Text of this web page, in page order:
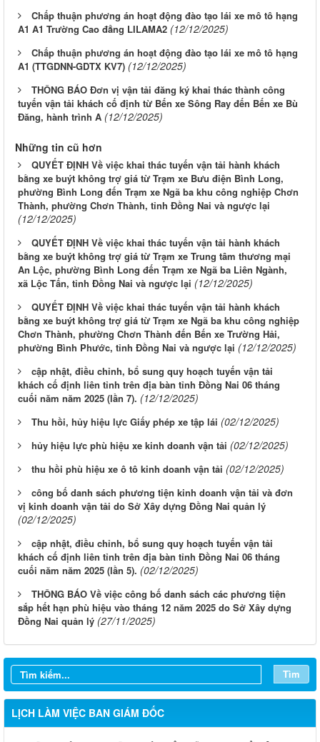
Chấp thuận phương án hoạt động đào tạo lái xe mô tô hạng
A1 A1 Trường Cao đẳng LILAMA2 (12/12/2025)
Chấp thuận phương án hoạt động đào tạo lái xe mô tô hạng
A1 (TTGDNN-GDTX KV7) (12/12/2025)
THÔNG BÁO Đơn vị vận tải đăng ký khai thác thành công
tuyến vận tải khách cố định từ Bến xe Sông Ray đến Bến xe Bù
Đăng, hành trình A (12/12/2025)
Những tin cũ hơn
QUYẾT ĐỊNH Về việc khai thác tuyến vận tải hành khách
bằng xe buýt không trợ giá từ Trạm xe Bưu điện Bình Long,
phường Bình Long đến Trạm xe Ngã ba khu công nghiệp Chơn
Thành, phường Chơn Thành, tỉnh Đồng Nai và ngược lại
(12/12/2025)
QUYẾT ĐỊNH Về việc khai thác tuyến vận tải hành khách
bằng xe buýt không trợ giá từ Trạm xe Trung tâm thương mại
An Lộc, phường Bình Long đến Trạm xe Ngã ba Liên Ngành,
xã Lộc Tấn, tỉnh Đồng Nai và ngược lại (12/12/2025)
QUYẾT ĐỊNH Về việc khai thác tuyến vận tải hành khách
bằng xe buýt không trợ giá từ Trạm xe Ngã ba khu công nghiệp
Chơn Thành, phường Chơn Thành đến Bến xe Trường Hải,
phường Bình Phước, tỉnh Đồng Nai và ngược lại (12/12/2025)
cập nhật, điều chỉnh, bổ sung quy hoạch tuyến vận tải
khách cố định liên tỉnh trên địa bàn tỉnh Đồng Nai 06 tháng
cuối năm năm 2025 (lần 7). (12/12/2025)
Thu hồi, hủy hiệu lực Giấy phép xe tập lái (02/12/2025)
hủy hiệu lực phù hiệu xe kinh doanh vận tải (02/12/2025)
thu hồi phù hiệu xe ô tô kinh doanh vận tải (02/12/2025)
công bố danh sách phương tiện kinh doanh vận tải và đơn
vị kinh doanh vận tải do Sở Xây dựng Đồng Nai quản lý
(02/12/2025)
cập nhật, điều chỉnh, bổ sung quy hoạch tuyến vận tải
khách cố định liên tỉnh trên địa bàn tỉnh Đồng Nai 06 tháng
cuối năm năm 2025 (lần 5). (02/12/2025)
THÔNG BÁO Về việc công bố danh sách các phương tiện
sắp hết hạn phù hiệu vào tháng 12 năm 2025 do Sở Xây dựng
Đồng Nai quản lý (27/11/2025)
Tìm
LỊCH LÀM VIỆC BAN GIÁM ĐỐC
LỊCH CÔNG TÁC CỦA LÃNH ĐẠO SỞ XÂY DỰNG (Từ ngày
03/8 đến ngày 08/8/2026)
THÔNG BÁO LỊCH CÔNG TÁC CỦA LÃNH ĐẠO SỞ XÂY
DỰNG (Từ ngày 27/7 đến ngày 31/7/2026)
THÔNG BÁO LỊCH CÔNG TÁC CỦA LÃNH ĐẠO SỞ XÂY
DỰNG (Từ ngày 20/7 đến ngày 25/7/2026)